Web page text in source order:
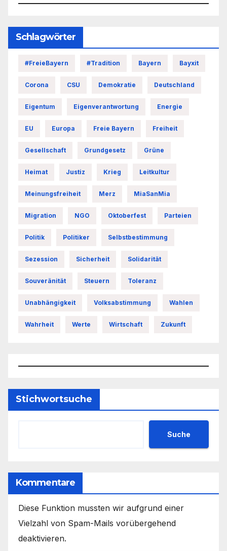
Schlagwörter
#FreieBayern #Tradition Bayern Bayxit
Corona CSU Demokratie Deutschland
Eigentum Eigenverantwortung Energie
EU Europa Freie Bayern Freiheit
Gesellschaft Grundgesetz Grüne
Heimat Justiz Krieg Leitkultur
Meinungsfreiheit Merz MiaSanMia
Migration NGO Oktoberfest Parteien
Politik Politiker Selbstbestimmung
Sezession Sicherheit Solidarität
Souveränität Steuern Toleranz
Unabhängigkeit Volksabstimmung Wahlen
Wahrheit Werte Wirtschaft Zukunft
Stichwortsuche
Suche
Kommentare
Diese Funktion mussten wir aufgrund einer
Vielzahl von Spam-Mails vorübergehend
deaktivieren.